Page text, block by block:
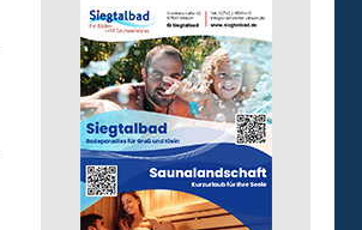
57518 Alsdorf